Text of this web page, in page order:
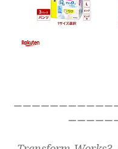
ーーーーーーーーーーー
ーーーーー